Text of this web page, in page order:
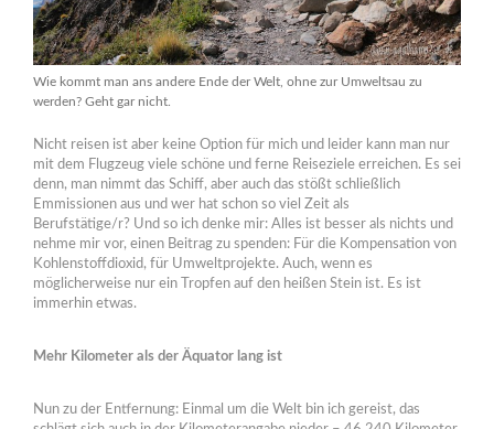
Wie kommt man ans andere Ende der Welt, ohne zur Umweltsau zu
werden? Geht gar nicht.
Nicht reisen ist aber keine Option für mich und leider kann man nur
mit dem Flugzeug viele schöne und ferne Reiseziele erreichen. Es sei
denn, man nimmt das Schiff, aber auch das stößt schließlich
Emmissionen aus und wer hat schon so viel Zeit als
Berufstätige/r? Und so ich denke mir: Alles ist besser als nichts und
nehme mir vor, einen Beitrag zu spenden: Für die Kompensation von
Kohlenstoffdioxid, für Umweltprojekte. Auch, wenn es
möglicherweise nur ein Tropfen auf den heißen Stein ist. Es ist
immerhin etwas.
Mehr Kilometer als der Äquator lang ist
Nun zu der Entfernung: Einmal um die Welt bin ich gereist, das